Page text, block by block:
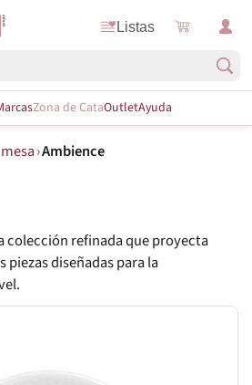
Listas
Zona de CataOutletAyuda
›Ambience
colección refinada que proyecta
piezas diseñadas para la